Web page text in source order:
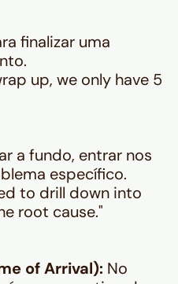
finalizar uma
up, we only have 5
a fundo, entrar nos
específico.
to drill down into
root cause."
of Arrival): No